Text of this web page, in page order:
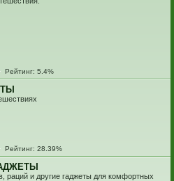
Рейтинг: 5.4%
Рейтинг: 28.39%
раций и другие гаджеты для комфортных